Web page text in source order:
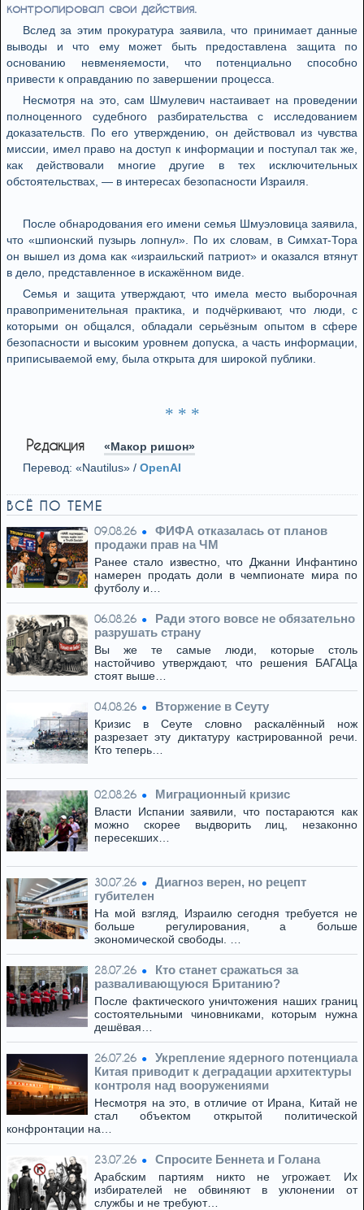
контролировал свои действия.
Вслед за этим прокуратура заявила, что принимает данные
выводы и что ему может быть предоставлена защита по
основанию невменяемости, что потенциально способно
привести к оправданию по завершении процесса.
Несмотря на это, сам Шмулевич настаивает на проведении
полноценного судебного разбирательства с исследованием
доказательств. По его утверждению, он действовал из чувства
миссии, имел право на доступ к информации и поступал так же,
как действовали многие другие в тех исключительных
обстоятельствах, — в интересах безопасности Израиля.
После обнародования его имени семья Шмуэловица заявила,
что «шпионский пузырь лопнул». По их словам, в Симхат-Тора
он вышел из дома как «израильский патриот» и оказался втянут
в дело, представленное в искажённом виде.
Семья и защита утверждают, что имела место выборочная
правоприменительная практика, и подчёркивают, что люди, с
которыми он общался, обладали серьёзным опытом в сфере
безопасности и высоким уровнем допуска, а часть информации,
приписываемой ему, была открыта для широкой публики.
* * *
Редакция
«Макор ришон»
Перевод: «Nautilus» / OpenAI
ВСЁ ПО ТЕМЕ
09.08.26
ФИФА отказалась от планов
продажи прав на ЧМ
Ранее стало известно, что Джанни Инфантино
намерен продать доли в чемпионате мира по
футболу и…
06.08.26
Ради этого вовсе не обязательно
разрушать страну
Вы же те самые люди, которые столь
настойчиво утверждают, что решения БАГАЦа
стоят выше…
04.08.26 Вторжение в Сеуту
Кризис в Сеуте словно раскалённый нож
разрезает эту диктатуру кастрированной речи.
Кто теперь…
02.08.26 Миграционный кризис
Власти Испании заявили, что постараются как
можно скорее выдворить лиц, незаконно
пересекших…
30.07.26
Диагноз верен, но рецепт
губителен
На мой взгляд, Израилю сегодня требуется не
больше регулирования, а больше
экономической свободы. …
28.07.26
Кто станет сражаться за
разваливающуюся Британию?
После фактического уничтожения наших границ
состоятельными чиновниками, которым нужна
дешёвая…
26.07.26
Укрепление ядерного потенциала
Китая приводит к деградации архитектуры
контроля над вооружениями
Несмотря на это, в отличие от Ирана, Китай не
стал объектом открытой политической
конфронтации на…
23.07.26 Спросите Беннета и Голана
Арабским партиям никто не угрожает. Их
избирателей не обвиняют в уклонении от
службы и не требуют…